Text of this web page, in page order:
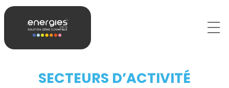
SECTEURS D’ACTIVITÉ